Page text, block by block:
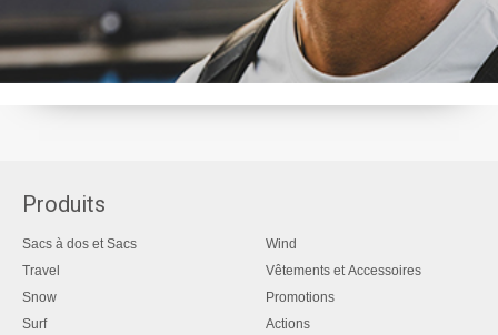
Produits
Sacs à dos et Sacs
Travel
Snow
Surf
Wind
Vêtements et Accessoires
Promotions
Actions